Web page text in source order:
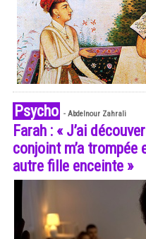
Psycho - Abdelnour Zahrali
Farah : « J’ai
conjoint m’a trompée
autre fille enceinte »